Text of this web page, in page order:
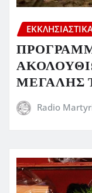
ΜΕΓΑΛΗΣ
Radio